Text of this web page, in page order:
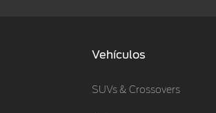
Vehículos
SUVs & Crossovers